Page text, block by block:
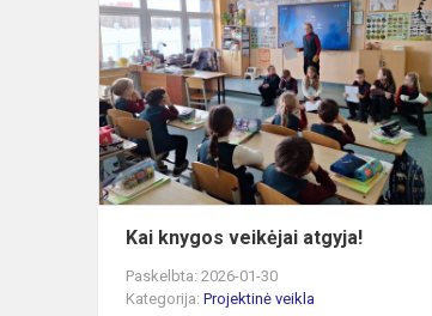
Kai knygos veikėjai atgyja!
Paskelbta: 2026-01-30
Kategorija: Projektinė veikla